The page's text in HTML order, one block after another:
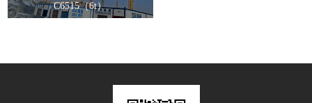
C6515（6t）